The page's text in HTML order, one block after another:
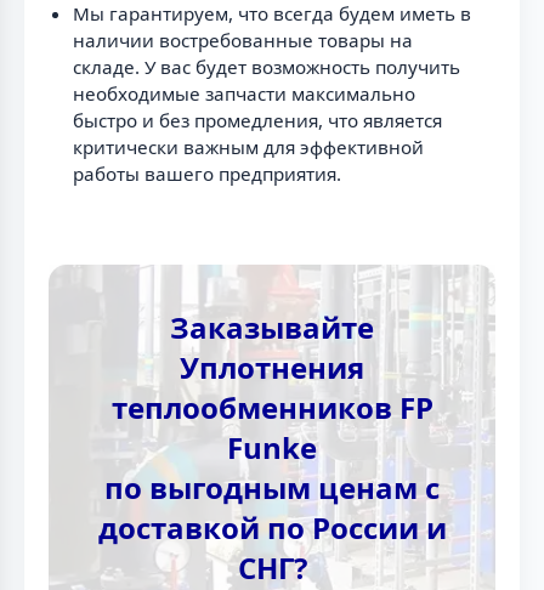
Мы гарантируем, что всегда будем иметь в
наличии востребованные товары на
складе. У вас будет возможность получить
необходимые запчасти максимально
быстро и без промедления, что является
критически важным для эффективной
работы вашего предприятия.
Заказывайте
Уплотнения
теплообменников FP
Funke
по выгодным ценам с
доставкой по России и
СНГ?